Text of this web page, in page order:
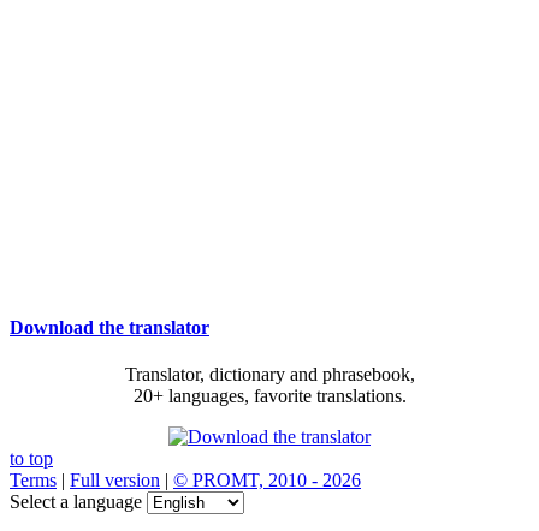
Download the translator
Translator, dictionary and phrasebook,
20+ languages, favorite translations.
to top
Terms | Full version | © PROMT, 2010 - 2026
Select a language